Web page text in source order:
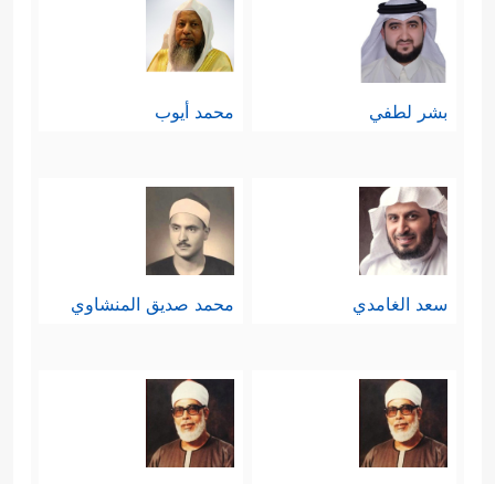
بشر لطفي محمد أيوب
سعد الغامدي محمد صديق المنشاوي